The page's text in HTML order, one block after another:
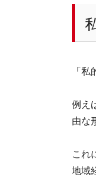
「
例え
由な
これ
地域